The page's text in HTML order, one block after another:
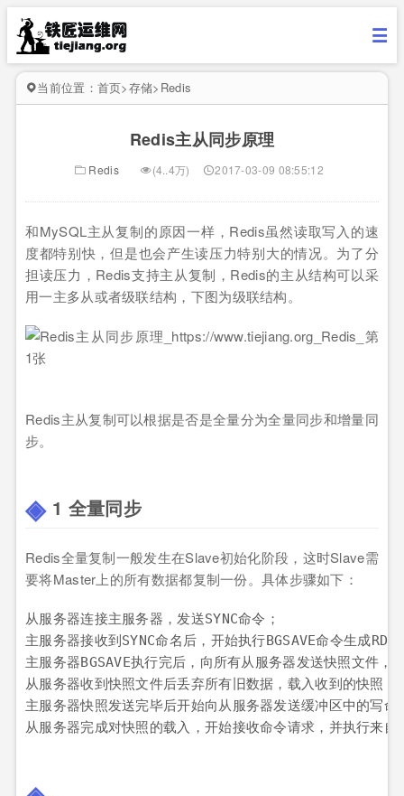
当前位置： 首页>存储> Redis
Redis主从同步原理
Redis (4..4万) 2017-03-09 08:55:12
和MySQL主从复制的原因一样，Redis虽然读取写入的速
度都特别快，但是也会产生读压力特别大的情况。为了分
担读压力，Redis支持主从复制，Redis的主从结构可以采
用一主多从或者级联结构，下图为级联结构。
Redis主从复制可以根据是否是全量分为全量同步和增量同
步。
1 全量同步
Redis全量复制一般发生在Slave初始化阶段，这时Slave需
要将Master上的所有数据都复制一份。具体步骤如下：
从服务器连接主服务器，发送SYNC命令；
主服务器接收到SYNC命名后，开始执行BGSAVE命令生成
主服务器BGSAVE执行完后，向所有从服务器发送快照文件
从服务器收到快照文件后丢弃所有旧数据，载入收到的快照；
主服务器快照发送完毕后开始向从服务器发送缓冲区中的写命
从服务器完成对快照的载入，开始接收命令请求，并执行来